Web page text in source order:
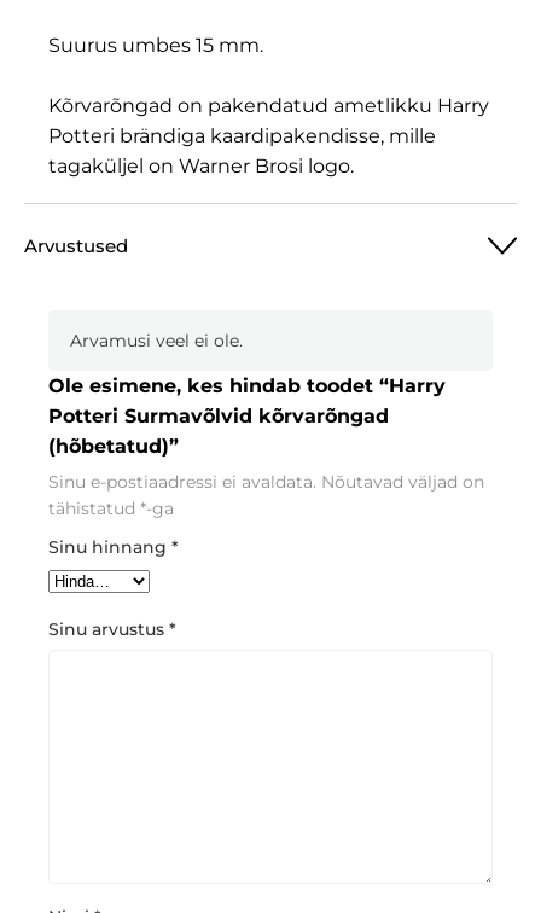
Suurus umbes 15 mm.
Kõrvarõngad on pakendatud ametlikku Harry
Potteri brändiga kaardipakendisse, mille
tagaküljel on Warner Brosi logo.
Arvustused
Arvamusi veel ei ole.
Ole esimene, kes hindab toodet “Harry
Potteri Surmavõlvid kõrvarõngad
(hõbetatud)”
Sinu e-postiaadressi ei avaldata. Nõutavad väljad on
tähistatud *-ga
Sinu hinnang *
Sinu arvustus *